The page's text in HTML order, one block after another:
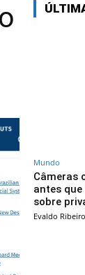
Mundo
Câmeras
antes
sobre
Evaldo Ribeiro